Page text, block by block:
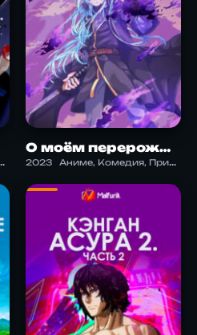
О моём перерождении в слизь: Мечта Колеуса
2023 Аниме, Комедия, Приключения, Фэнтези, Экшен